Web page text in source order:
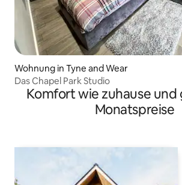
Wohnung in Tyne and Wear
Das Chapel Park Studio
Komfort wie zuhause
Monatspreise